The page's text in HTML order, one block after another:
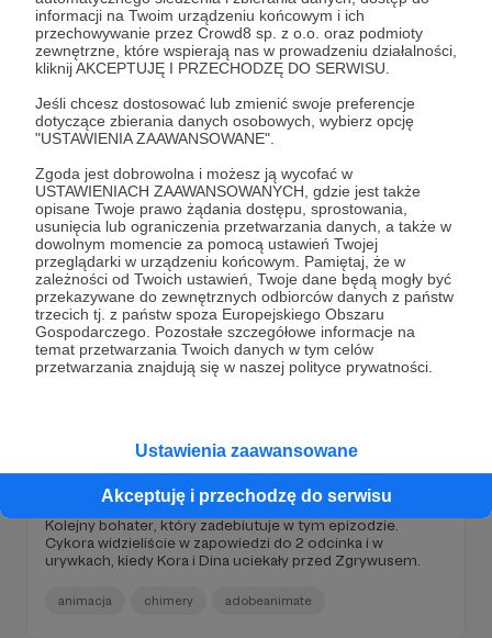
informacji na Twoim urządzeniu końcowym i ich
przechowywanie przez Crowd8 sp. z o.o. oraz podmioty
zewnętrzne, które wspierają nas w prowadzeniu działalności,
kliknij AKCEPTUJĘ I PRZECHODZĘ DO SERWISU.
Jeśli chcesz dostosować lub zmienić swoje preferencje
dotyczące zbierania danych osobowych, wybierz opcję
"USTAWIENIA ZAAWANSOWANE".
Zgoda jest dobrowolna i możesz ją wycofać w
USTAWIENIACH ZAAWANSOWANYCH, gdzie jest także
opisane Twoje prawo żądania dostępu, sprostowania,
usunięcia lub ograniczenia przetwarzania danych, a także w
dowolnym momencie za pomocą ustawień Twojej
przeglądarki w urządzeniu końcowym. Pamiętaj, że w
zależności od Twoich ustawień, Twoje dane będą mogły być
przekazywane do zewnętrznych odbiorców danych z państw
trzecich tj. z państw spoza Europejskiego Obszaru
Gospodarczego. Pozostałe szczegółowe informacje na
temat przetwarzania Twoich danych w tym celów
przetwarzania znajdują się w naszej polityce prywatności.
Ustawienia zaawansowane
Akceptuję i przechodzę do serwisu
projektu RE - ANIMACJA cz.1
Opowiadam uczestnikom Integracyjnych Warsztatów
Edukacji Kulturalnej RE - ANIMACJA jak powstaje mój serial
Chimery.
animacja chimery adobeanimate
Scenka z Cykorem - fragment CHIMERY
epizod 2 #animacja
Kolejny bohater, który zadebiutuje w tym epizodzie.
Cykora widzieliście w zapowiedzi do 2 odcinka i w
urywkach, kiedy Kora i Dina uciekały przed Zgrywusem.
animacja chimery adobeanimate